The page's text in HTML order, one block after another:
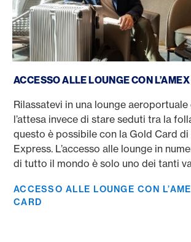
ACCESSO ALLE LOUNGE CON
Rilassatevi in una lounge
l’attesa invece di stare seduti tra la
questo è possibile con la Gold Card di
Express. L’accesso alle lounge in
di tutto il mondo è solo uno dei tanti
ACCESSO ALLE LOUNGE CON
CARD